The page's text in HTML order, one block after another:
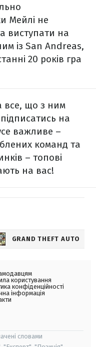
Мейлі не
виступати на
із San Andreas,
20 років гра
все, що з ним
на
важливе –
команд та
– топові
на вас!
GRAND THEFT AUTO
користування
конфіденційності
інформація
словами